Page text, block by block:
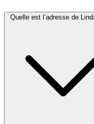
Quelle est l’adresse de